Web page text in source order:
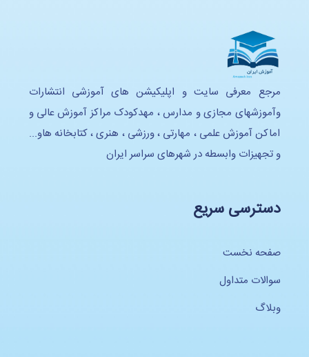
مرجع معرفی سایت و اپلیکیشن های آموزشی انتشارات
وآموزشهای مجازی و مدارس ، مهدکودک مراکز آموزش عالی و
اماکن آموزش علمی ، مهارتی ، ورزشی ، هنری ، کتابخانه هاو...
و تجهیزات وابسطه در شهرهای سراسر ایران
دسترسی سریع
صفحه نخست
سوالات متداول
وبلاگ